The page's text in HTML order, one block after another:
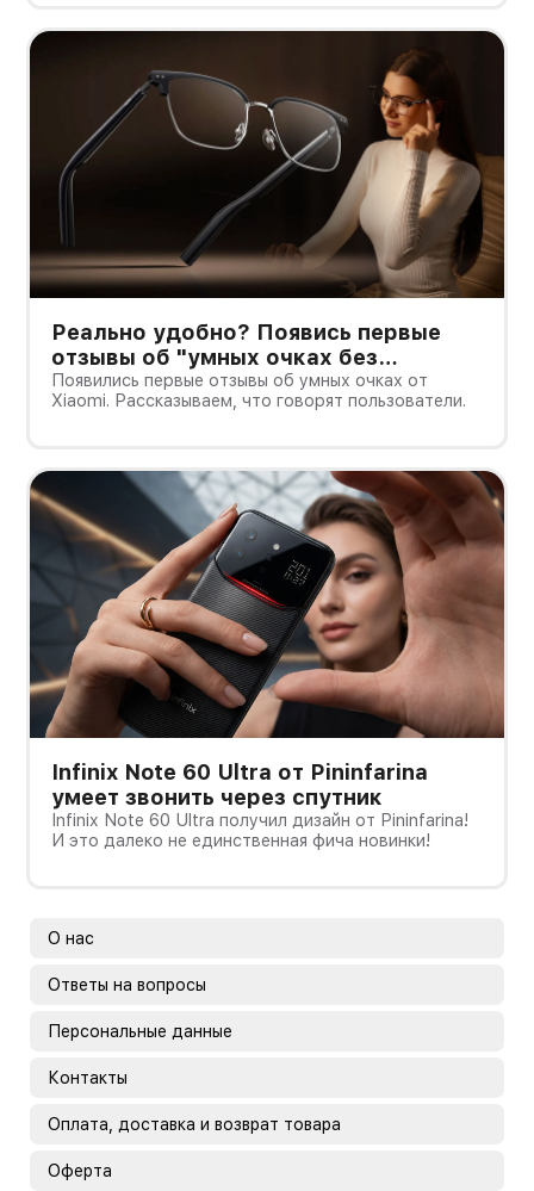
Реально удобно? Появись первые
отзывы об "умных очках без
дисплея" от Xioami
Появились первые отзывы об умных очках от
Xiaomi. Рассказываем, что говорят пользователи.
Infinix Note 60 Ultra от Pininfarina
умеет звонить через спутник
Infinix Note 60 Ultra получил дизайн от Pininfarina!
И это далеко не единственная фича новинки!
О нас
Ответы на вопросы
Персональные данные
Контакты
Оплата, доставка и возврат товара
Оферта